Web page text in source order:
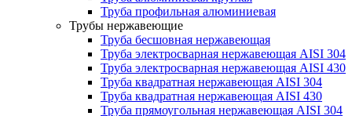
Труба профильная алюминиевая
Трубы нержавеющие
Труба бесшовная нержавеющая
Труба электросварная нержавеющая AISI 304
Труба электросварная нержавеющая AISI 430
Труба квадратная нержавеющая AISI 304
Труба квадратная нержавеющая AISI 430
Труба прямоугольная нержавеющая AISI 304